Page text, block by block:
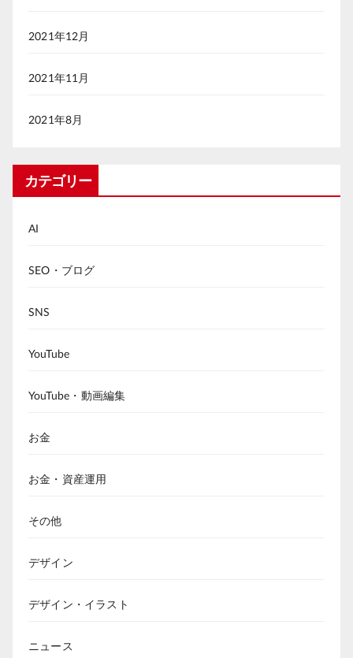
2021年12月
2021年11月
2021年8月
カテゴリー
AI
SEO・ブログ
SNS
YouTube
YouTube・動画編集
お金
お金・資産運用
その他
デザイン
デザイン・イラスト
ニュース